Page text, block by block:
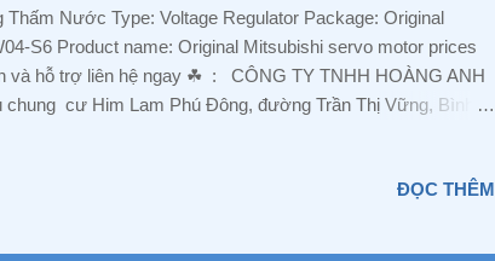
Nước Type: Voltage Regulator Package: Original
S6 Product name: Original Mitsubishi servo motor prices
hỗ trợ liên hệ ngay ☘ ️ : CÔNG TY TNHH HOÀNG ANH
cư Him Lam Phú Đông, đường Trần Thị Vững, Bình
#DienTu #ChuyenCungCap #ThietBiDien #GiaRe
#Hitachi #Festo #NangLuongMatTroi #Solar #Energy
ĐỌC THÊM